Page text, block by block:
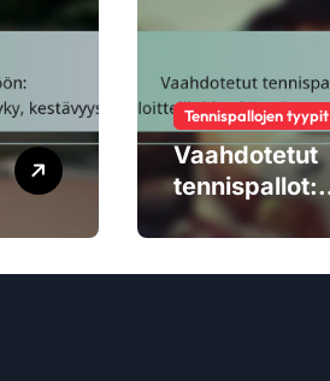
Tennispallojen tyypit
Vaahdotetut
tennispallot:
Turvallisuus,
käyttö,